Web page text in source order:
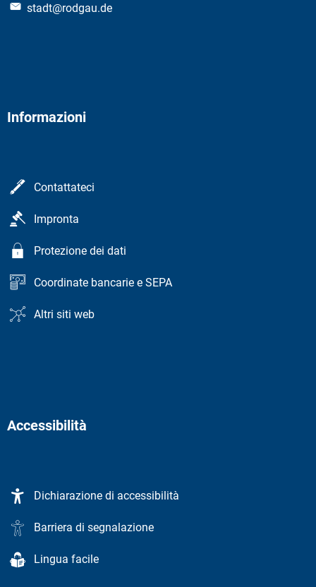
stadt@rodgau.de
Informazioni
Contattateci
Impronta
Protezione dei dati
Coordinate bancarie e SEPA
Altri siti web
Accessibilità
Dichiarazione di accessibilità
Barriera di segnalazione
Lingua facile